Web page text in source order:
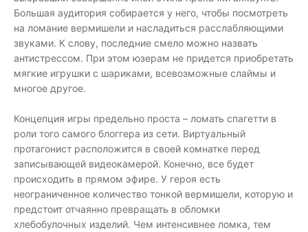
Большая аудитория собирается у него, чтобы посмотреть
на ломание вермишели и насладиться расслабляющими
звуками. К слову, последние смело можно назвать
антистрессом. При этом юзерам не придется приобретать
мягкие игрушки с шариками, всевозможные слаймы и
многое другое.
Концепция игры предельно проста – ломать спагетти в
роли того самого блоггера из сети. Виртуальный
протагонист расположится в своей комнатке перед
записывающей видеокамерой. Конечно, все будет
происходить в прямом эфире. У героя есть
неограниченное количество тонкой вермишели, которую и
предстоит отчаянно превращать в обломки
хлебобулочных изделий. Чем интенсивнее ломка, тем